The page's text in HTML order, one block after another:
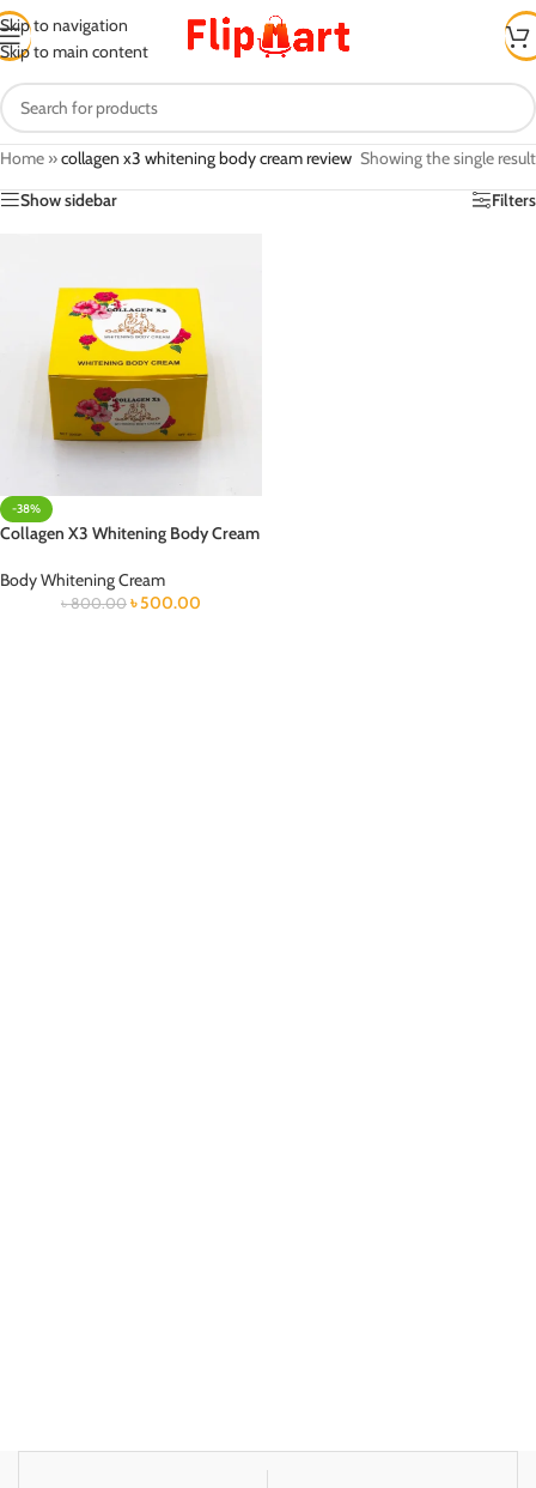
Skip to navigation
Skip to main content
Home »collagen x3 whitening body cream review Showing the single result
Show sidebar
Filters
-38%
Collagen X3 Whitening Body Cream
Body Whitening Cream
৳800.00 ৳500.00